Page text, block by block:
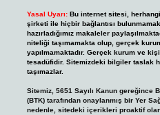
Yasal Uyarı: Bu internet sitesi,
şirketi ile hiçbir bağlantısı
hazırladığımız makaleler
niteliği taşımamakta olup, gerçek
yapılmamaktadır. Gerçek kurum ve
tesadüfidir. Sitemizdeki bilgiler taslak
taşımazlar.
Sitemiz, 5651 Sayılı Kanun
(BTK) tarafından onaylanmış bir Yer
nedenle, sitedeki içerikleri proaktif